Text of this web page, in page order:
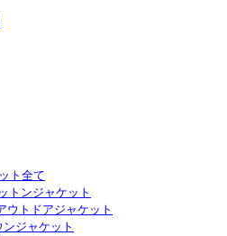
ト全て
トンジャケット
ウトドアジャケット
ンジャケット